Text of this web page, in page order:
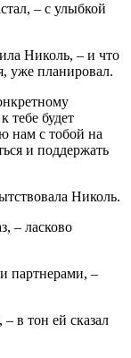
– с улыбкой
Николь, – и что
уже планировал.
тебе будет
нам с тобой на
и поддержать
Николь.
– ласково
партнерами, –
в тон ей сказал